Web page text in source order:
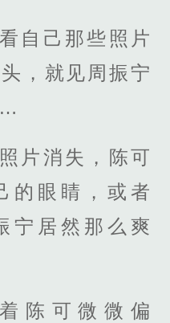
自己那些照片
，就见周振宁
片消失，陈可
的眼睛，或者
宁居然那么爽
陈可微微偏